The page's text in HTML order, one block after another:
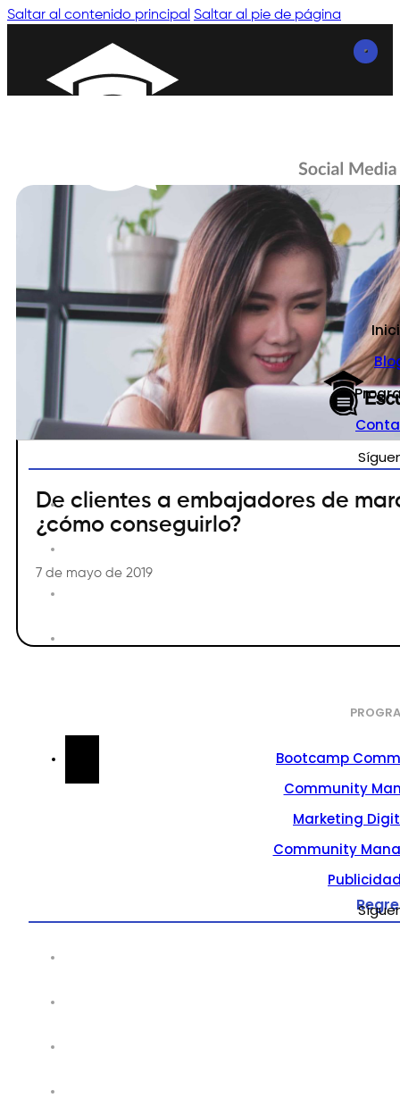
Saltar al contenido principal Saltar al pie de página
Bootcamp
Community
Marketing
Community
De clientes a embajadores de
¿cómo conseguirlo?
7 de mayo de 2019